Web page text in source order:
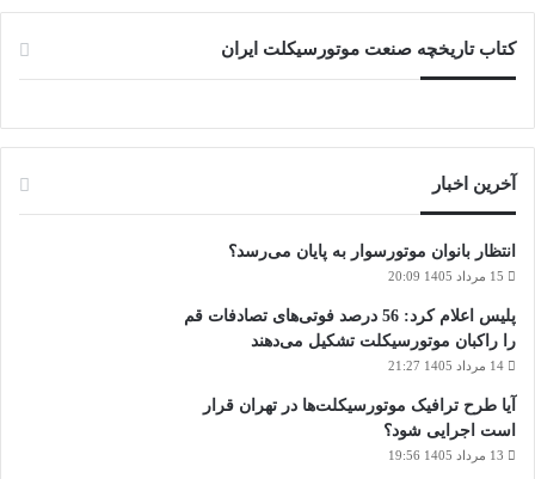
کتاب تاریخچه صنعت موتورسیکلت ایران
آخرین اخبار
انتظار بانوان موتورسوار به پایان می‌رسد؟
15 مرداد 1405 20:09
پلیس اعلام کرد: 56 درصد فوتی‌های تصادفات قم
را راکبان موتورسیکلت تشکیل می‌دهند
14 مرداد 1405 21:27
آیا طرح ترافیک موتورسیکلت‌ها در تهران قرار
است اجرایی شود؟
13 مرداد 1405 19:56